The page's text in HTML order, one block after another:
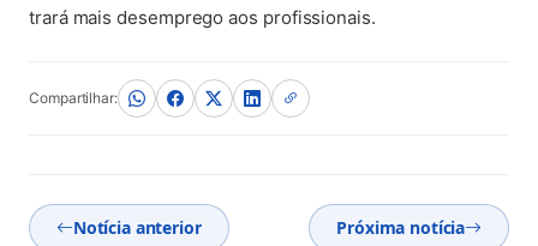
trará mais desemprego aos profissionais.
Compartilhar:
Notícia anterior Próxima notícia